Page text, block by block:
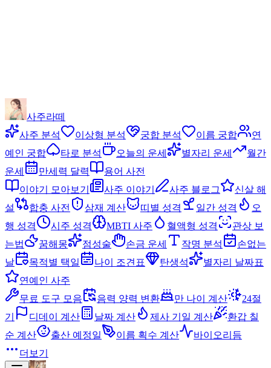
사주라떼
사주 분석
이상형 분석 궁합 분석 이름 궁합
연
예인 궁합
타로 분석 오늘의 운세 별자리 운세
월간
운세
만세력 달력
용어 사전
이야기 모아보기
사주 이야기 사주 블로그
신살 해
설
합충 사전 삼재 계산 띠별 성격 일간 성격
오
행 성격
시주 성격 MBTI 사주 혈액형 성격
관상 보
는법
꿈해몽 점성술 손금 운세 작명 분석
손없는
날
목적별 택일 나이 조견표 탄생석
별자리 날짜표
연예인 사주
무료 도구 모음
음력 양력 변환 만 나이 계산
24절
기
디데이 계산 날짜 계산 제사 기일 계산
환갑 칠
순 계산
출산 예정일 이름 획수 계산
바이오리듬
더보기